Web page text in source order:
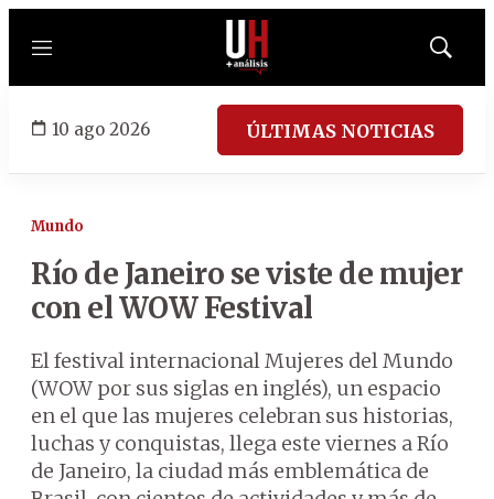
Menú
Mostrar
10 ago 2026 ÚLTIMAS NOTICIAS
Mundo
Río de Janeiro se viste de mujer
con el WOW Festival
El festival internacional Mujeres del Mundo
(WOW por sus siglas en inglés), un espacio
en el que las mujeres celebran sus historias,
luchas y conquistas, llega este viernes a Río
de Janeiro, la ciudad más emblemática de